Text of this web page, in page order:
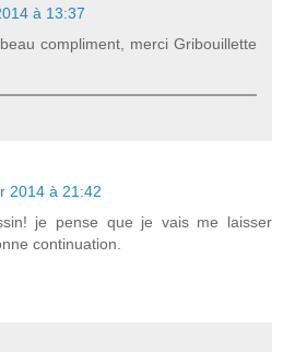
à 13:37
compliment, merci Gribouillette
2014 à 21:42
je pense que je vais me laisser
continuation.